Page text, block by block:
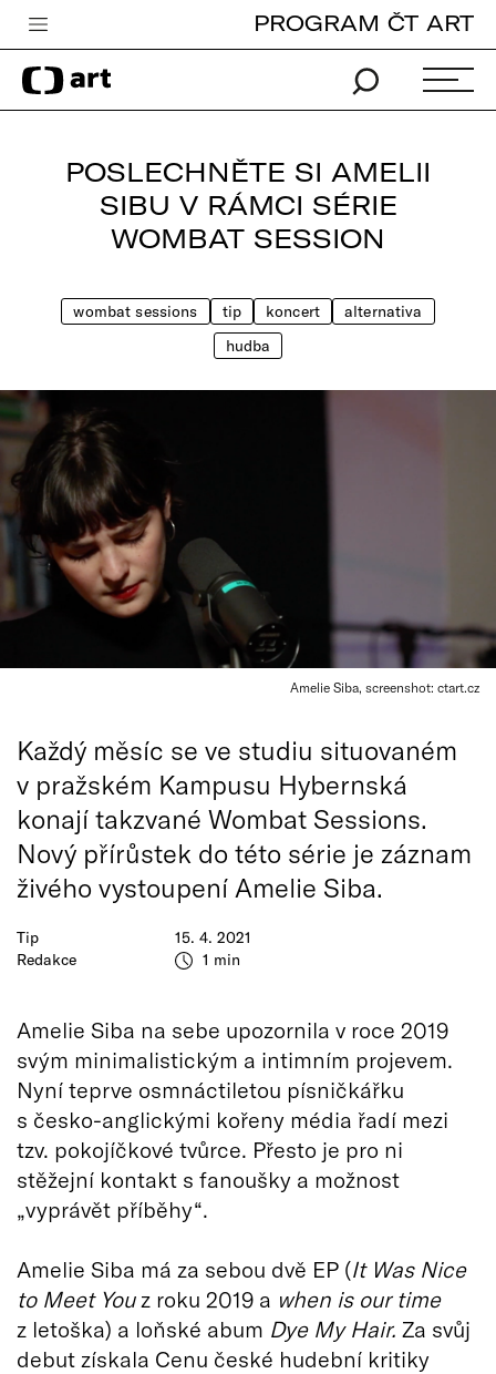
Česká televize
Zpravodajství
PROGRAM ČT ART
POSLECHNĚTE SI AMELII
SIBU V RÁMCI SÉRIE
WOMBAT SESSION
wombat sessions tip koncert
alternativa
hudba
Amelie Siba, screenshot: ctart.cz
Tip
Redakce
15. 4. 2021
1 min
Každý měsíc se ve studiu situovaném
v pražském Kampusu Hybernská
konají takzvané Wombat Sessions.
Nový přírůstek do této série je záznam
živého vystoupení Amelie Siba.
Amelie Siba na sebe upozornila v roce 2019
svým minimalistickým a intimním projevem.
Nyní teprve osmnáctiletou písničkářku
s česko-anglickými kořeny média řadí mezi
tzv. pokojíčkové tvůrce. Přesto je pro ni
stěžejní kontakt s fanoušky a možnost
„vyprávět příběhy“.
Amelie Siba má za sebou dvě EP (It Was Nice
to Meet You z roku 2019 a when is our time
z letoška) a loňské abum Dye My Hair. Za svůj
debut získala Cenu české hudební kritiky